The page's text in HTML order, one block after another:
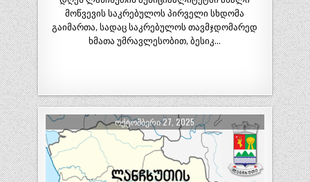
მოწვევის საკრებულოს პირველი სხდომა
გაიმართა, სადაც საკრებულოს თავმჯდომარედ
ხმათა უმრავლესობით, ბესიკ…
ᲝᲥᲢᲝᲛᲑᲔᲠᲘ 27, 2025